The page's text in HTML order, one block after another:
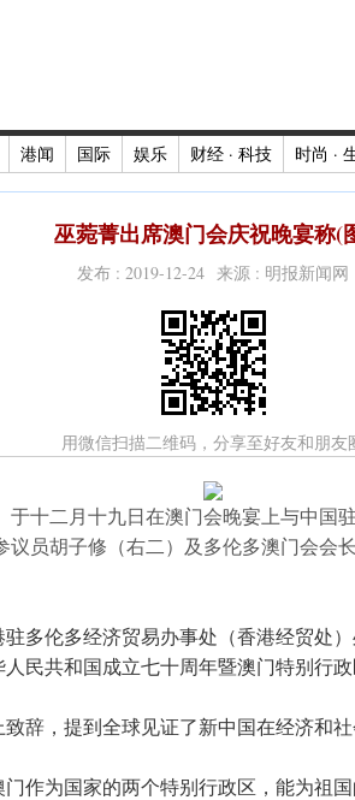
港闻 国际 娱乐 财经 · 科技 时尚 ·
巫菀菁出席澳门会庆祝晚宴称(
发布 : 2019-12-24 来源 : 明报新闻网
用微信扫描二维码，分享至好友和朋友
于十二月十九日在澳门会晚宴上与中国
议员胡子修（右二）及多伦多澳门会会
驻多伦多经济贸易办事处（香港经贸处
民共和国成立七十周年暨澳门特别行
辞，提到全球见证了新中国在经济和
作为国家的两个特别行政区，能为祖